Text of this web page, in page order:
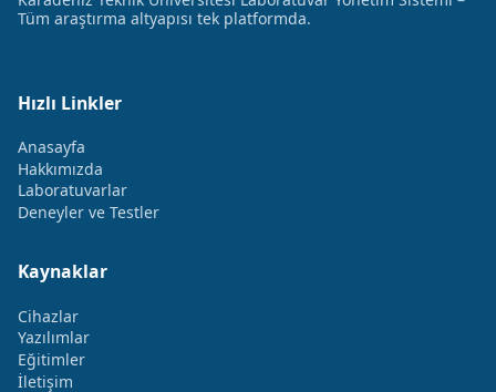
Tüm araştırma altyapısı tek platformda.
Hızlı Linkler
Anasayfa
Hakkımızda
Laboratuvarlar
Deneyler ve Testler
Kaynaklar
Cihazlar
Yazılımlar
Eğitimler
İletişim